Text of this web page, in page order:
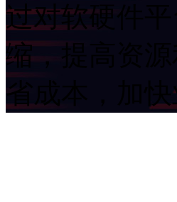
过对软硬件平
缩，提高
省成本，